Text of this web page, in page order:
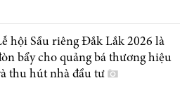
hội Sầu riêng Đắk Lắk 2026 là
bẩy cho quảng bá thương hiệu
thu hút nhà đầu tư